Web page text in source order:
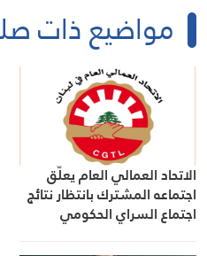
مواضيع ذات
الاتحاد العمالي العام يعلّق
اجتماعه المشترك بانتظار نتائج
اجتماع السراي الحكومي